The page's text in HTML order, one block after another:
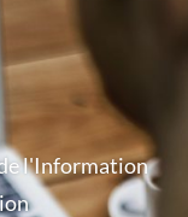
l'Information